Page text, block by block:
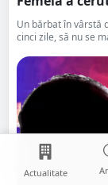
Un bărbat în vârstă
cinci zile, să nu se
Actualitate